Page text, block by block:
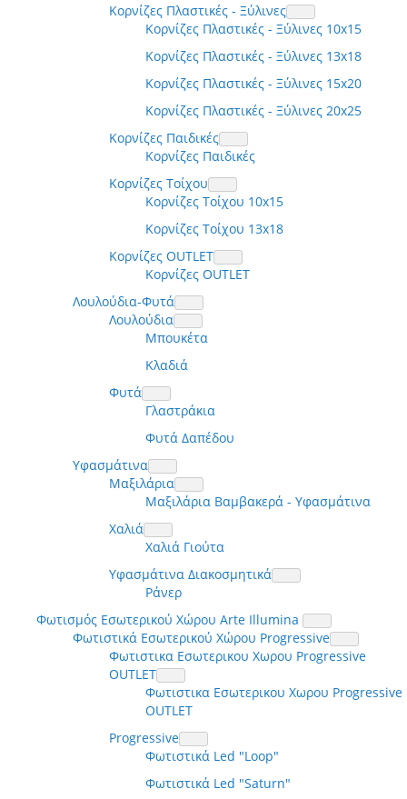
Κορνίζες Πλαστικές - Ξύλινες
Κορνίζες Πλαστικές - Ξύλινες 10x15
Κορνίζες Πλαστικές - Ξύλινες 13x18
Κορνίζες Πλαστικές - Ξύλινες 15x20
Κορνίζες Πλαστικές - Ξύλινες 20x25
Κορνίζες Παιδικές
Κορνίζες Παιδικές
Κορνίζες Τοίχου
Κορνίζες Τοίχου 10x15
Κορνίζες Τοίχου 13x18
Κορνίζες OUTLET
Κορνίζες OUTLET
Λουλούδια-Φυτά
Λουλούδια
Μπουκέτα
Κλαδιά
Φυτά
Γλαστράκια
Φυτά Δαπέδου
Υφασμάτινα
Μαξιλάρια
Μαξιλάρια Βαμβακερά - Υφασμάτινα
Χαλιά
Χαλιά Γιούτα
Υφασμάτινα Διακοσμητικά
Ράνερ
Φωτισμός Εσωτερικού Χώρου Arte Illumina
Φωτιστικά Εσωτερικού Χώρου Progressive
Φωτιστικα Εσωτερικου Χωρου Progressive
OUTLET
Φωτιστικα Εσωτερικου Χωρου Progressive
OUTLET
Progressive
Φωτιστικά Led "Loop"
Φωτιστικά Led "Saturn"